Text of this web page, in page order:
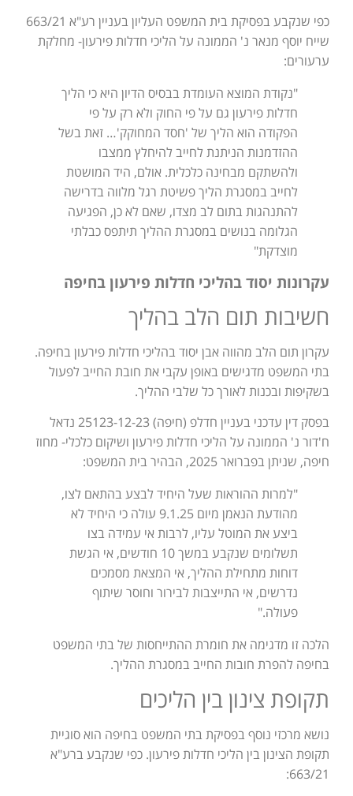
כפי שנקבע בפסיקת בית המשפט העליון בעניין רע"א 663/21
שייח יוסף מנאר נ' הממונה על הליכי חדלות פירעון- מחלקת
ערעורים:
"נקודת המוצא העומדת בבסיס הדיון היא כי הליך
חדלות פירעון גם על פי החוק ולא רק על פי
הפקודה הוא הליך של 'חסד המחוקק'… זאת בשל
ההזדמנות הניתנת לחייב להיחלץ ממצבו
ולהשתקם מבחינה כלכלית. אולם, היד המושטת
לחייב במסגרת הליך פשיטת רגל מלווה בדרישה
להתנהגות בתום לב מצדו, שאם לא כן, הפגיעה
הגלומה בנושים במסגרת ההליך תיתפס כבלתי
מוצדקת"
עקרונות יסוד בהליכי חדלות פירעון בחיפה
חשיבות תום הלב בהליך
עקרון תום הלב מהווה אבן יסוד בהליכי חדלות פירעון בחיפה.
בתי המשפט מדגישים באופן עקבי את חובת החייב לפעול
בשקיפות ובכנות לאורך כל שלבי ההליך.
בפסק דין עדכני בעניין חדלפ (חיפה) 25123-12-23 נדאל
ח'דור נ' הממונה על הליכי חדלות פירעון ושיקום כלכלי- מחוז
חיפה, שניתן בפברואר 2025, הבהיר בית המשפט:
"למרות ההוראות שעל היחיד לבצע בהתאם לצו,
מהודעת הנאמן מיום 9.1.25 עולה כי היחיד לא
ביצע את המוטל עליו, לרבות אי עמידה בצו
תשלומים שנקבע במשך 10 חודשים, אי הגשת
דוחות מתחילת ההליך, אי המצאת מסמכים
נדרשים, אי התייצבות לבירור וחוסר שיתוף
פעולה."
הלכה זו מדגימה את חומרת ההתייחסות של בתי המשפט
בחיפה להפרת חובות החייב במסגרת ההליך.
תקופת צינון בין הליכים
נושא מרכזי נוסף בפסיקת בתי המשפט בחיפה הוא סוגיית
תקופת הצינון בין הליכי חדלות פירעון. כפי שנקבע ברע"א
663/21: